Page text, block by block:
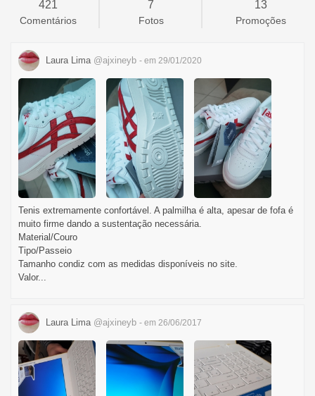
421
Comentários
7
Fotos
13
Promoções
Laura Lima @ajxineyb - em 29/01/2020
Tenis extremamente confortável. A palmilha é alta, apesar de fofa é
muito firme dando a sustentação necessária.
Material/Couro
Tipo/Passeio
Tamanho condiz com as medidas disponíveis no site.
Valor...
Laura Lima @ajxineyb - em 26/06/2017